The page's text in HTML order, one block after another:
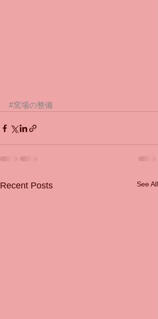
#窯場の整備
Recent Posts See All